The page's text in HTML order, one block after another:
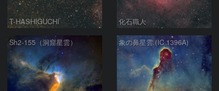
T-HASHIGUCHI 化石職人
Sh2-155（洞窟星雲） 象の鼻星雲 (IC 1396A)